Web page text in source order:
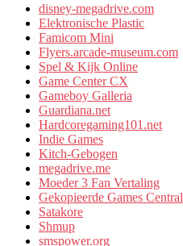
disney-megadrive.com
Elektronische Plastic
Famicom Mini
Flyers.arcade-museum.com
Spel & Kijk Online
Game Center CX
Gameboy Galleria
Guardiana.net
Hardcoregaming101.net
Indie Games
Kitch-Gebogen
megadrive.me
Moeder 3 Fan Vertaling
Gekopieerde Games Central
Satakore
Shmup
smspower.org